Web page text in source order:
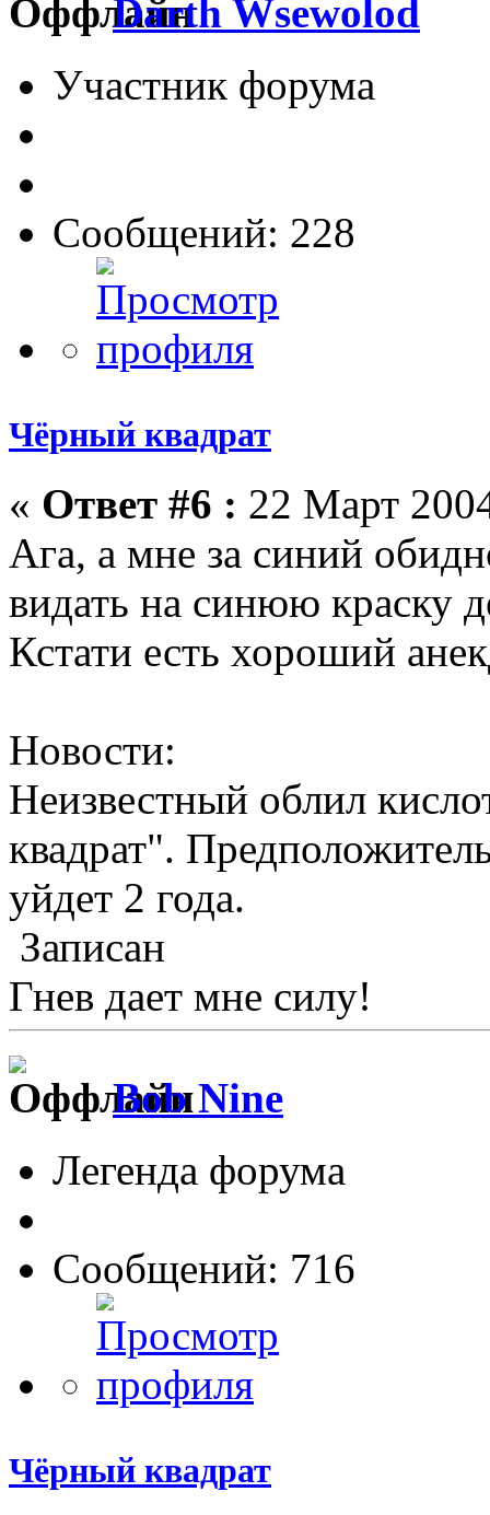
Darth Wsewolod
Участник форума
Сообщений: 228
Чёрный квадрат
« Ответ #6 : 22 Март
Ага, а мне за синий
видать на синюю краску
Кстати есть хороший
Новости:
Неизвестный облил
квадрат".
уйдет 2 года.
Записан
Гнев дает мне силу!
Bob Nine
Легенда форума
Сообщений: 716
Чёрный квадрат